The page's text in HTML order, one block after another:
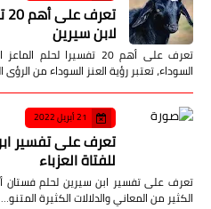
لابن سيرين
تعرف على أهم 20 تفسيرا
السوداء، تعتبر رؤية العنز السوداء من
21 أبريل 2022
تعرف على تفسير
للفتاة العزباء
تعرف على تفسير ابن سيرين لحلم فستان
الكثير من المعاني والدلالات الكثيرة المتنو…